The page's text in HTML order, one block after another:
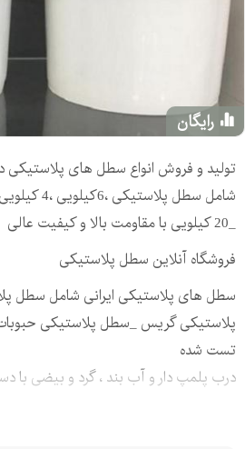
رایگان
تولید و فروش انواع سطل های پلاستیکی
_20 کیلویی با مقاومت بالا و کیفیت عالی
فروشگاه آنلاین سطل پلاستیکی
سطل های پلاستیکی ایرانی شامل سطل
پلاستیکی گریس _سطل پلاستیکی
تست شده
درب پلمپ دار و آب بند ، گرد و بیضی با
جهت سفارش محصول با ما ارتباط برقرار